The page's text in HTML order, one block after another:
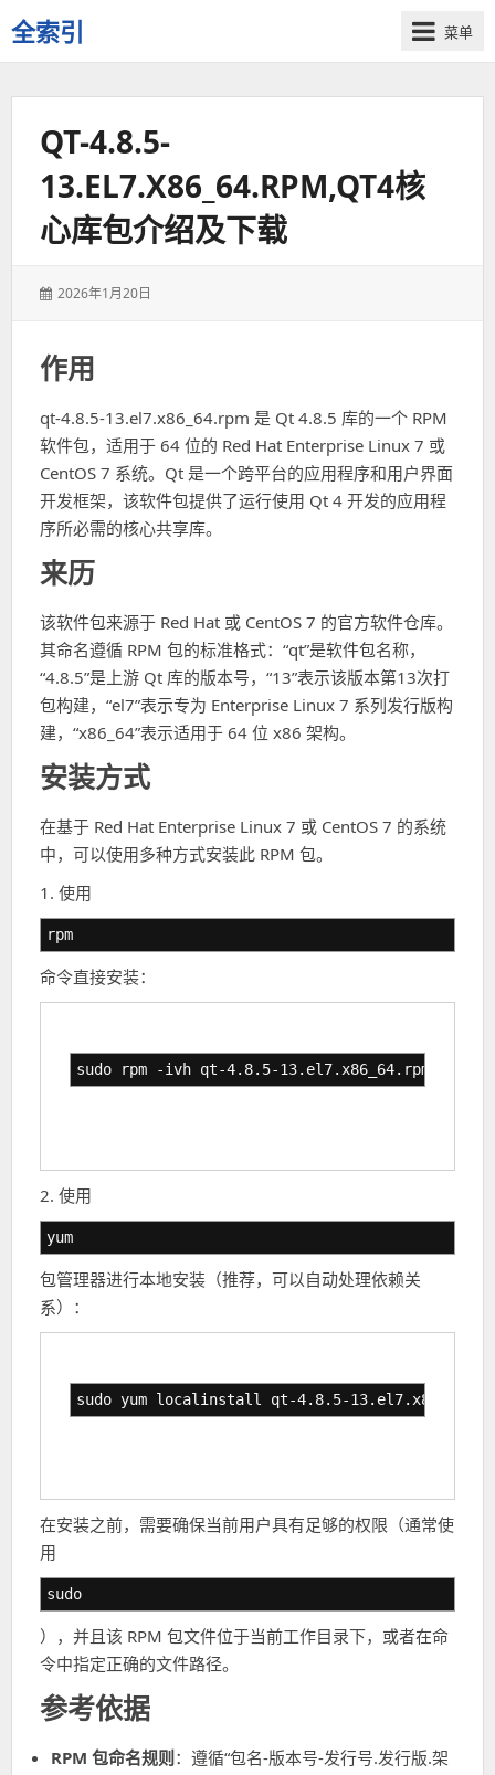
全索引
一
些
菜单
QT-4.8.5-
13.EL7.X86_64.RPM,QT4核
心库包介绍及下载
发
2026年1月20日
作用
qt-4.8.5-13.el7.x86_64.rpm 是 Qt 4.8.5 库的一个 RPM
软件包，适用于 64 位的 Red Hat Enterprise Linux 7 或
CentOS 7 系统。Qt 是一个跨平台的应用程序和用户界面
开发框架，该软件包提供了运行使用 Qt 4 开发的应用程
序所必需的核心共享库。
来历
该软件包来源于 Red Hat 或 CentOS 7 的官方软件仓库。
其命名遵循 RPM 包的标准格式：“qt”是软件包名称，
“4.8.5”是上游 Qt 库的版本号，“13”表示该版本第13次打
包构建，“el7”表示专为 Enterprise Linux 7 系列发行版构
建，“x86_64”表示适用于 64 位 x86 架构。
安装方式
在基于 Red Hat Enterprise Linux 7 或 CentOS 7 的系统
中，可以使用多种方式安装此 RPM 包。
1. 使用
rpm
命令直接安装：
sudo rpm -ivh qt-4.8.5-13.el7.x86_64.rpm
2. 使用
yum
包管理器进行本地安装（推荐，可以自动处理依赖关
系）：
sudo yum localinstall qt-4.8.5-
在安装之前，需要确保当前用户具有足够的权限（通常使
用
sudo
），并且该 RPM 包文件位于当前工作目录下，或者在命
令中指定正确的文件路径。
参考依据
RPM 包命名规则 ：遵循“包名-版本号-发行号.发行版.架